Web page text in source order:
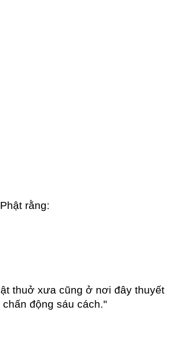
rằng:
thuở xưa cũng ở nơi đây thuyết
động sáu cách."